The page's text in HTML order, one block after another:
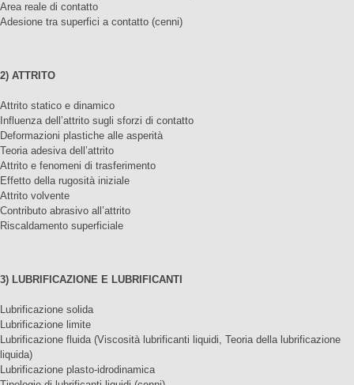
Area reale di contatto
Adesione tra superfici a contatto (cenni)
2) ATTRITO
Attrito statico e dinamico
Influenza dell’attrito sugli sforzi di contatto
Deformazioni plastiche alle asperità
Teoria adesiva dell’attrito
Attrito e fenomeni di trasferimento
Effetto della rugosità iniziale
Attrito volvente
Contributo abrasivo all’attrito
Riscaldamento superficiale
3) LUBRIFICAZIONE E LUBRIFICANTI
Lubrificazione solida
Lubrificazione limite
Lubrificazione fluida (Viscosità lubrificanti liquidi, Teoria della lubrificazione
liquida)
Lubrificazione plasto-idrodinamica